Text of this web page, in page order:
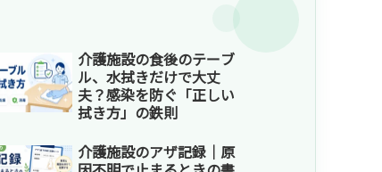
介護施設の食後のテーブ
ル、水拭きだけで大丈
夫？感染を防ぐ「正しい
拭き方」の鉄則
介護施設のアザ記録｜原